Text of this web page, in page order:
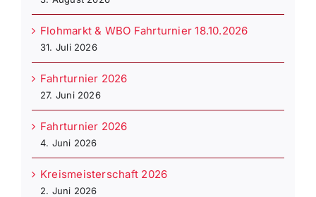
Flohmarkt & WBO Fahrturnier 18.10.2026
31. Juli 2026
Fahrturnier 2026
27. Juni 2026
Fahrturnier 2026
4. Juni 2026
Kreismeisterschaft 2026
2. Juni 2026